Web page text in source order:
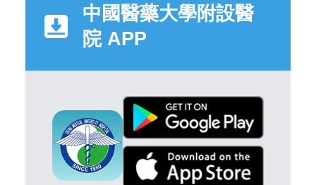
中國醫藥大學附設醫
院 APP